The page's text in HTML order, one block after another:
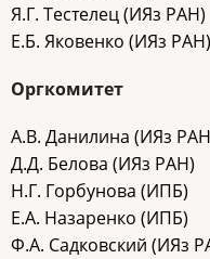
Я.Г. Тестелец (ИЯз РАН)
Е.Б. Яковенко (ИЯз РАН)
Оргкомитет
А.В. Данилина (ИЯз
Д.Д. Белова (ИЯз РАН)
Н.Г. Горбунова (ИПБ)
Е.А. Назаренко (ИПБ)
Ф.А. Садковский (ИЯз